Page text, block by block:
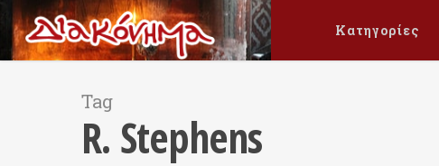
Κατηγορίες
Tag
R. Stephens